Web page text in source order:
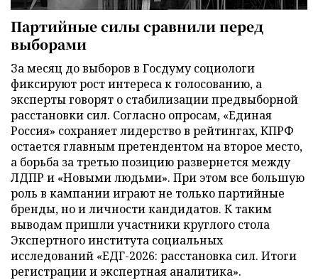
Партийные силы сравнили перед
выборами
За месяц до выборов в Госдуму социологи
фиксируют рост интереса к голосованию, а
эксперты говорят о стабилизации предвыборной
расстановки сил. Согласно опросам, «Единая
Россия» сохраняет лидерство в рейтингах, КПРФ
остается главным претендентом на второе место,
а борьба за третью позицию развернется между
ЛДПР и «Новыми людьми». При этом все большую
роль в кампании играют не только партийные
бренды, но и личности кандидатов. К таким
выводам пришли участники круглого стола
Экспертного института социальных
исследований «ЕДГ-2026: расстановка сил. Итоги
регистрации и экспертная аналитика».